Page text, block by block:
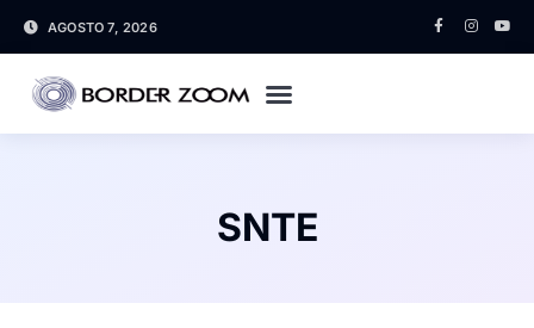
AGOSTO 7, 2026
SNTE